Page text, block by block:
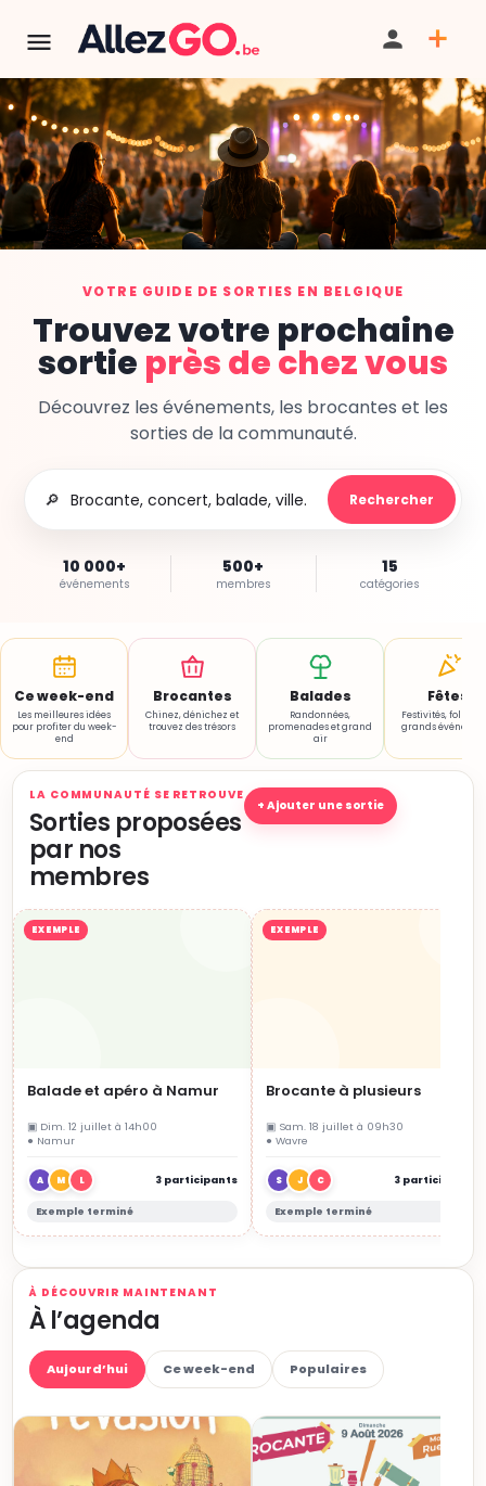
VOTRE GUIDE DE SORTIES EN BELGIQUE
Trouvez votre prochaine
sortie près de chez vous
Découvrez les événements, les brocantes et les
sorties de la communauté.
🔎 Rechercher
10 000+
événements
500+
membres
15
catégories
Ce week-end
Les meilleures idées
pour profiter du week-
end
Brocantes
Chinez, dénichez et
trouvez des trésors
Balades
Randonnées,
promenades et grand
air
Fêtes
Festivités, folklore
grands
LA COMMUNAUTÉ SE RETROUVE
Sorties proposées
par nos
membres
+ Ajouter une sortie
EXEMPLE
Balade et apéro à Namur
▣ Dim. 12 juillet à 14h00
● Namur
A M L 3 participants
Exemple terminé
EXEMPLE
Brocante à plusieurs
▣ Sam. 18 juillet à 09h30
● Wavre
S J C 3 participants
Exemple terminé
À DÉCOUVRIR MAINTENANT
À l’agenda
Aujourd’hui Ce week-end Populaires